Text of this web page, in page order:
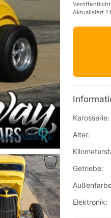
Aktualisiert 1
Karosserie:
Alter:
Getriebe:
Elektronik: